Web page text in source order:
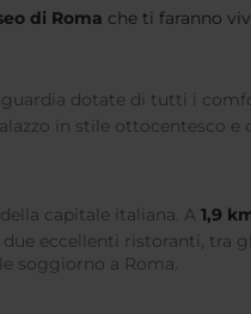
di Roma che ti faranno
dotate di tutti i
in stile ottocentesco e
capitale italiana. A 1,9
eccellenti ristoranti, tra
soggiorno a Roma.